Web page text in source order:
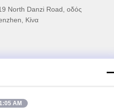
North Danzi Road, οδός
Κίνα
AM